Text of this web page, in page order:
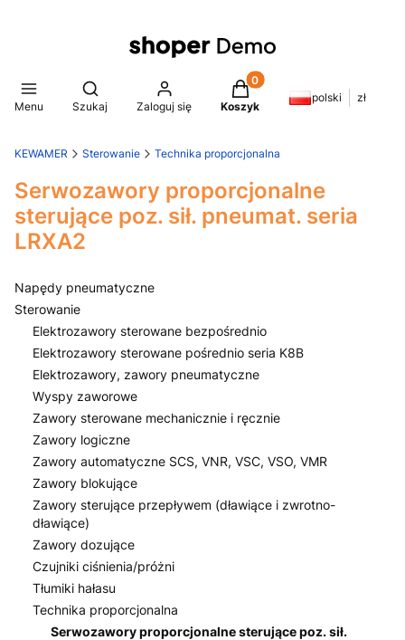
Menu
Otwórz wyszukiwarkę
Szukaj Zaloguj się
Produkty w koszyku: 0.
Koszyk
polski zł
KEWAMER Sterowanie Technika proporcjonalna
Serwozawory proporcjonalne
sterujące poz. sił. pneumat. seria
LRXA2
Napędy pneumatyczne
Sterowanie
Elektrozawory sterowane bezpośrednio
Elektrozawory sterowane pośrednio seria K8B
Elektrozawory, zawory pneumatyczne
Wyspy zaworowe
Zawory sterowane mechanicznie i ręcznie
Zawory logiczne
Zawory automatyczne SCS, VNR, VSC, VSO, VMR
Zawory blokujące
Zawory sterujące przepływem (dławiące i zwrotno-
dławiące)
Zawory dozujące
Czujniki ciśnienia/próżni
Tłumiki hałasu
Technika proporcjonalna
Serwozawory proporcjonalne sterujące poz. sił.